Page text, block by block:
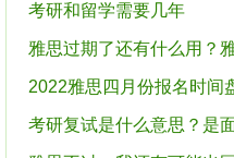
考研和留学需要几年
雅思过期了还有什么用？
2022雅思四月份报名时间
考研复试是什么意思？是